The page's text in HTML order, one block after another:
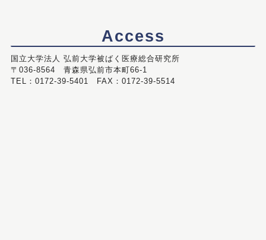
Access
国立大学法人 弘前大学被ばく医療総合研究所
〒036-8564 青森県弘前市本町66-1
TEL：0172-39-5401 FAX：0172-39-5514